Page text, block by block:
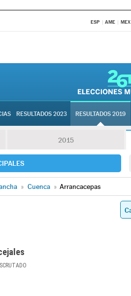
ESP AME MEX
RESULTADOS 2023 RESULTADOS 2019
2015
» Cuenca » Arrancacepas